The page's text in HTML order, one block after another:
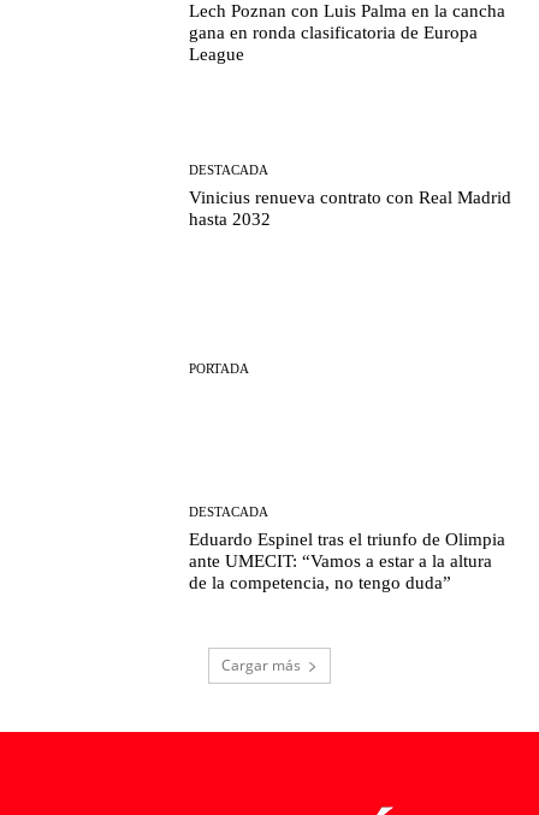
Lech Poznan con Luis Palma en la cancha
gana en ronda clasificatoria de Europa
League
DESTACADA
Vinicius renueva contrato con Real Madrid
hasta 2032
PORTADA
DESTACADA
Eduardo Espinel tras el triunfo de Olimpia
ante UMECIT: “Vamos a estar a la altura
de la competencia, no tengo duda”
Cargar más